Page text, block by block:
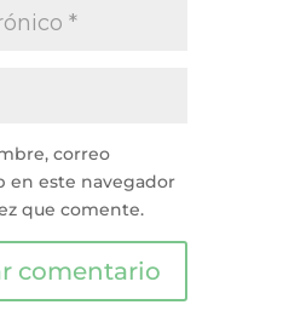
correo
en este navegador
que comente.